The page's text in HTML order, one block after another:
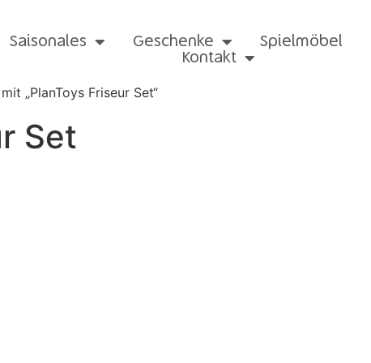
Saisonales Geschenke Spielmöbel
Kontakt
„PlanToys Friseur Set“
Set